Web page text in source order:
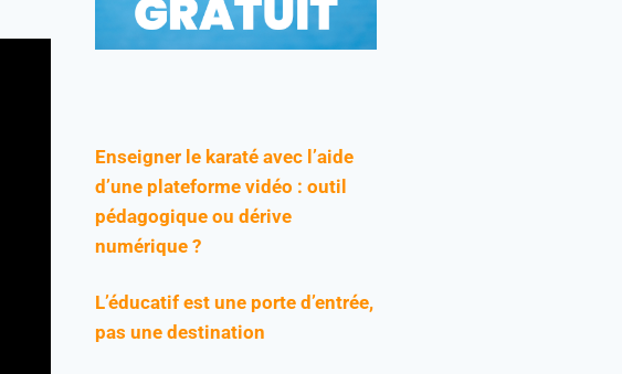
Enseigner le karaté avec l’aide
d’une plateforme vidéo : outil
pédagogique ou dérive
numérique ?
L’éducatif est une porte d’entrée,
pas une destination